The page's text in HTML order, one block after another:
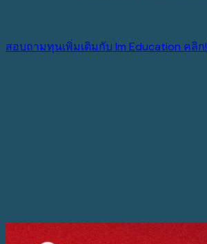
สอบถามทุนเพิ่มเติมกับ Im Education คลิก!